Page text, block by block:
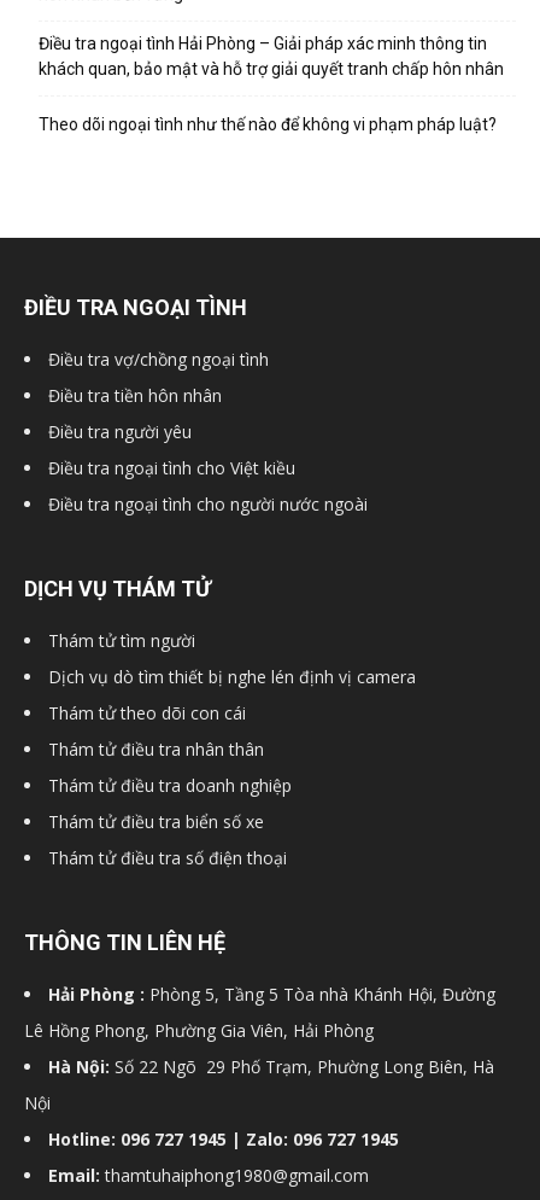
dịch
thám
giss,
Điều tra ngoại tình Hải Phòng – Giải pháp xác minh thông tin
khách quan, bảo mật và hỗ trợ giải quyết tranh chấp hôn nhân
Theo dõi ngoại tình như thế nào để không vi phạm pháp luật?
ĐIỀU TRA NGOẠI TÌNH
Điều tra vợ/chồng ngoại tình
Điều tra tiền hôn nhân
Điều tra người yêu
Điều tra ngoại tình cho Việt kiều
Điều tra ngoại tình cho người nước ngoài
DỊCH VỤ THÁM TỬ
Thám tử tìm người
Dịch vụ dò tìm thiết bị nghe lén định vị camera
Thám tử theo dõi con cái
Thám tử điều tra nhân thân
Thám tử điều tra doanh nghiệp
Thám tử điều tra biển số xe
Thám tử điều tra số điện thoại
THÔNG TIN LIÊN HỆ
Hải Phòng : Phòng 5, Tầng 5 Tòa nhà Khánh Hội, Đường
Lê Hồng Phong, Phường Gia Viên, Hải Phòng
Hà Nội: Số 22 Ngõ 29 Phố Trạm, Phường Long Biên, Hà
Nội
Hotline: 096 727 1945 | Zalo: 096 727 1945
Email: thamtuhaiphong1980@gmail.com